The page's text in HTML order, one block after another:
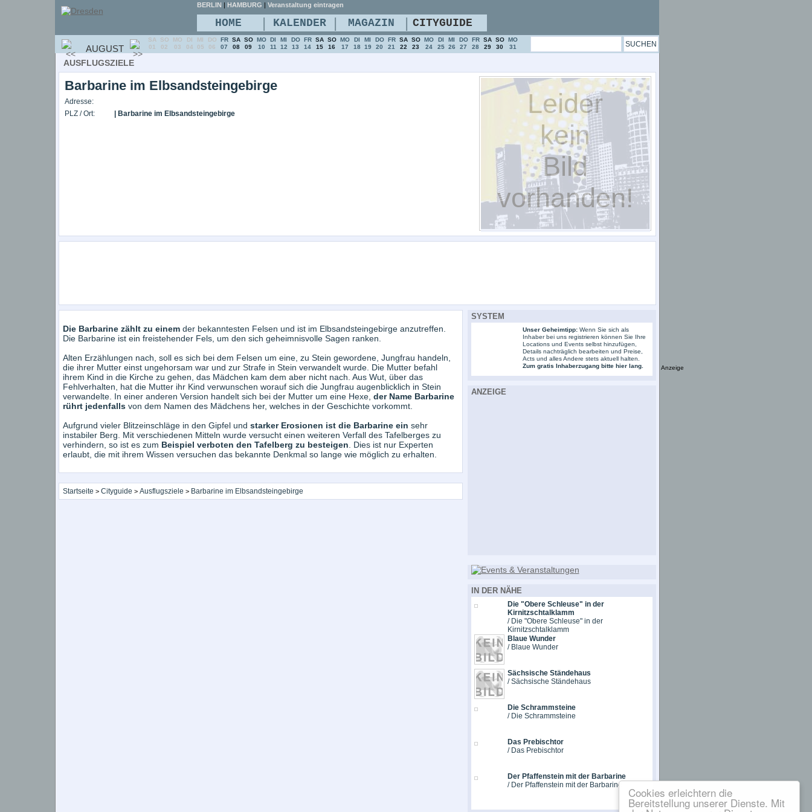
Cookies erleichtern die
Bereitstellung unserer Dienste. Mit
AUSFLUGSZIELE
Barbarine im Elbsandsteingebirge
Adresse:
PLZ / Ort:
| Barbarine im Elbsandsteingebirge
Leider
kein
Bild
vorhanden!
Die Barbarine zählt zu einemder bekanntesten Felsen und ist im Elbsandsteingebirge anzutreffen.
Die Barbarine ist ein freistehender Fels, um den sich geheimnisvolle Sagen ranken.
Alten Erzählungen nach, soll es sich bei dem Felsen um eine, zu Stein gewordene, Jungfrau handeln,
die ihrer Mutter einst ungehorsam war und zur Strafe in Stein verwandelt wurde. Die Mutter befahl
ihrem Kind in die Kirche zu gehen, das Mädchen kam dem aber nicht nach. Aus Wut, über das
Fehlverhalten, hat die Mutter ihr Kind verwunschen worauf sich die Jungfrau augenblicklich in Stein
verwandelte. In einer anderen Version handelt sich bei der Mutter um eine Hexe, der Name Barbarine
rührt jedenfallsvon dem Namen des Mädchens her, welches in der Geschichte vorkommt.
Aufgrund vieler Blitzeinschläge in den Gipfel und starker Erosionen ist die Barbarine ein sehr
instabiler Berg. Mit verschiedenen Mitteln wurde versucht einen weiteren Verfall des Tafelberges zu
verhindern, so ist es zum Beispiel verboten den Tafelberg zu besteigen . Dies ist nur Experten
erlaubt, die mit ihrem Wissen versuchen das bekannte Denkmal so lange wie möglich zu erhalten.
Startseite > Cityguide > Ausflugsziele > Barbarine im Elbsandsteingebirge
SYSTEM
Unser Geheimtipp:Wenn Sie sich als
Inhaber bei uns registrieren können Sie Ihre
Locations und Events selbst hinzufügen,
Details nachträglich bearbeiten und Preise,
Acts und alles Andere stets aktuell halten.
Zum gratis Inhaberzugang bitte hier lang.
ANZEIGE
IN DER NÄHE
Die "Obere Schleuse" in der
Kirnitzschtalklamm
/ Die "Obere Schleuse" in der
Kirnitzschtalklamm
Blaue Wunder
/ Blaue Wunder
Sächsische Ständehaus
/ Sächsische Ständehaus
Die Schrammsteine
/ Die Schrammsteine
Das Prebischtor
/ Das Prebischtor
Der Pfaffenstein mit der Barbarine
/ Der Pfaffenstein mit der Barbarine
BERLIN | HAMBURG | Veranstaltung eintragen
HOME | KALENDER | MAGAZIN | CITYGUIDE
AUGUST
SA
01
SO
02
MO
03
DI
04
MI
05
DO
06
FR
07
SA
08
SO
09
MO
10
DI
11
MI
12
DO
13
FR
14
SA
15
SO
16
MO
17
DI
18
MI
19
DO
20
FR
21
SA
22
SO
23
MO
24
DI
25
MI
26
DO
27
FR
28
SA
29
SO
30
MO
31
Anzeige